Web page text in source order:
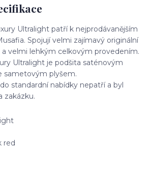
Ultralight patří k nejprodávanějším
Spojují velmi zajímavý originální
velmi lehkým celkovým provedením.
Ultralight je podšita saténovým
sametovým plyšem.
standardní nabídky nepatří a byl
zakázku.
red